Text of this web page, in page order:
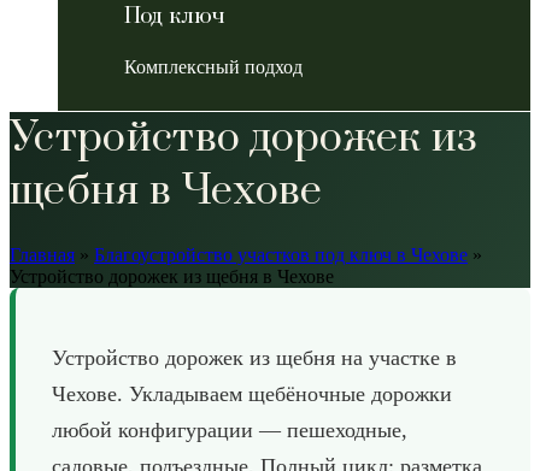
Под ключ
Комплексный подход
Устройство дорожек из
щебня в Чехове
Главная » Благоустройство участков под ключ в Чехове »
Устройство дорожек из щебня в Чехове
Устройство дорожек из щебня на участке в
Чехове. Укладываем щебёночные дорожки
любой конфигурации — пешеходные,
садовые, подъездные. Полный цикл: разметка